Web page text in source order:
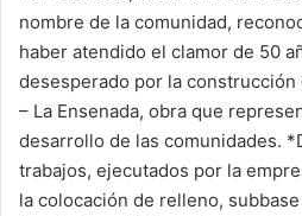
nombre de la comunidad,
haber atendido el clamor de 50
desesperado por la construcción
– La Ensenada, obra que
desarrollo de las comunidades.
trabajos, ejecutados por la
la colocación de relleno,